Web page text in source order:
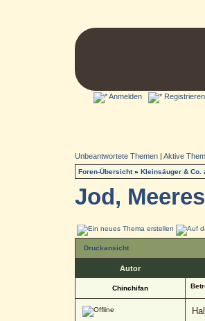
Anmelden Registrieren
Unbeantwortete Themen| Aktive
Foren-Übersicht» Kleinsäuger & Co.
Jod,
Druckansicht
Autor
Chinchifan